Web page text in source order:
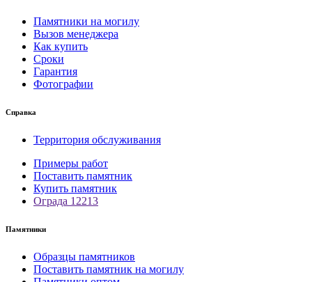
Памятники на могилу
Вызов менеджера
Как купить
Сроки
Гарантия
Фотографии
Справка
Территория обслуживания
Примеры работ
Поставить памятник
Купить памятник
Ограда 12213
Памятники
Образцы памятников
Поставить памятник на могилу